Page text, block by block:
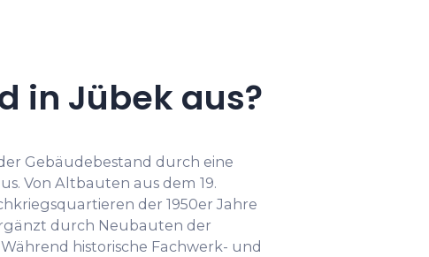
in Jübek aus?
Gebäudebestand durch eine
Von Altbauten aus dem 19.
der 1950er Jahre
durch Neubauten der
historische Fachwerk- und